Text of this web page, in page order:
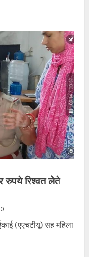
रुपये रिश्वत लेते
0
(एएचटीयू) सह महिला